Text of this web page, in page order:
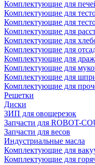
Комплектующие для
Комплектующие для
Комплектующие для
Комплектующие для
Комплектующие для
Комплектующие для
Комплектующие для
Комплектующие для
Комплектующие для
Комплектующие для
Решетки
Диски
ЗИП для овощерезок
Запчасти для ROBOT-
Запчасти для весов
Индустриальные масла
Комплектующие для
Комплектующие для